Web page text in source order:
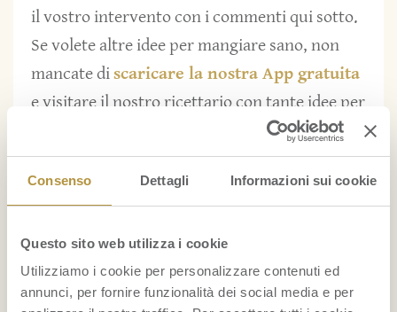
Consenso Dettagli Informazioni sui cookie
Questo sito web utilizza i cookie
Utilizziamo i cookie per personalizzare contenuti ed
annunci, per fornire funzionalità dei social media e per
il vostro intervento con i commenti qui sotto.
Se volete altre idee per mangiare sano, non
mancate discaricare la nostra App gratuita
e visitare il nostro ricettario con tante idee per
piatti a base di ananas .